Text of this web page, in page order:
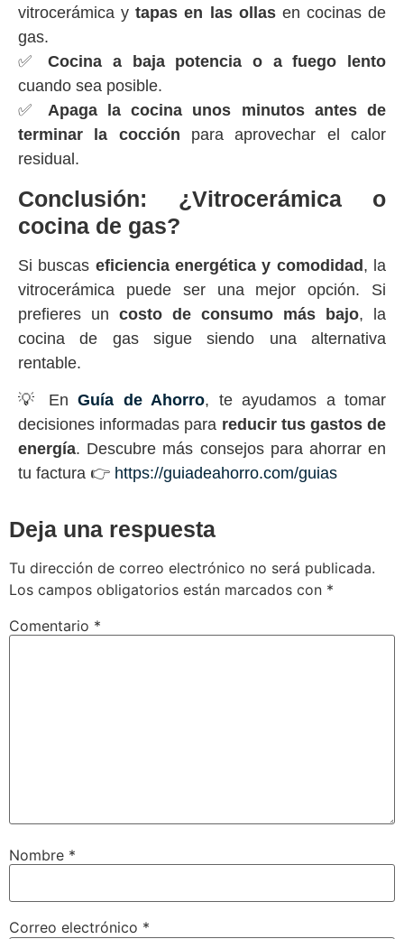
vitrocerámica ytapas en las ollasen cocinas de
gas.
✅Cocina a baja potencia o a fuego lento
cuando sea posible.
✅ Apaga la cocina unos minutos antes de
terminar la cocción para aprovechar el calor
residual.
Conclusión: ¿Vitrocerámica o
cocina de gas?
Si buscas eficiencia energética y comodidad, la
vitrocerámica puede ser una mejor opción. Si
prefieres un costo de consumo más bajo, la
cocina de gas sigue siendo una alternativa
rentable.
💡 EnGuía de Ahorro, te ayudamos a tomar
decisiones informadas para reducir tus gastos de
energía. Descubre más consejos para ahorrar en
tu factura 👉 https://guiadeahorro.com/guias
Deja una respuesta
Tu dirección de correo electrónico no será publicada.
Los campos obligatorios están marcados con *
Comentario *
Nombre *
Correo electrónico *